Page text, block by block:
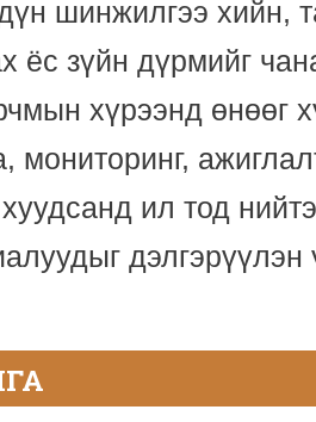
шинжилгээ хийн,
ёс зүйн дүрмийг
хүрээнд өнөөг
мониторинг,
хуудсанд ил тод
дэлгэрүүлэн